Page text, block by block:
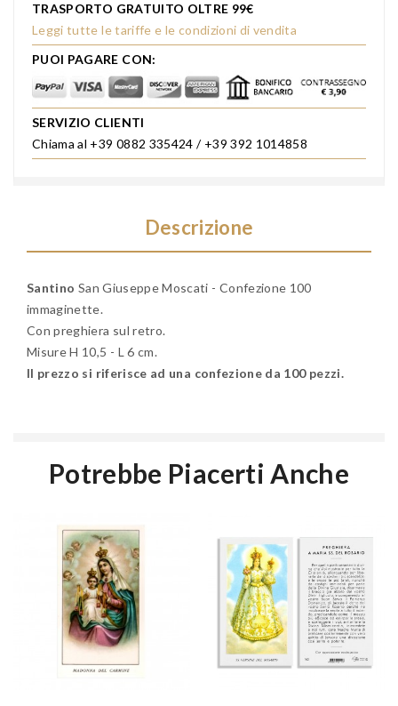
TRASPORTO GRATUITO OLTRE 99€
Leggi tutte le tariffe e le condizioni di vendita
PUOI PAGARE CON:
SERVIZIO CLIENTI
Chiama al +39 0882 335424 / +39 392 1014858
Descrizione
Santino San Giuseppe Moscati - Confezione 100
immaginette.
Con preghiera sul retro.
Misure H 10,5 - L 6 cm.
Il prezzo si riferisce ad una confezione da 100 pezzi.
Potrebbe Piacerti Anche